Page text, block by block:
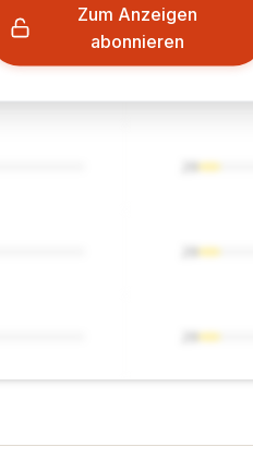
20
20
20
Zum Anzeigen
abonnieren